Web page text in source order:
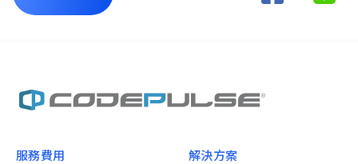
服務費用 解決方案